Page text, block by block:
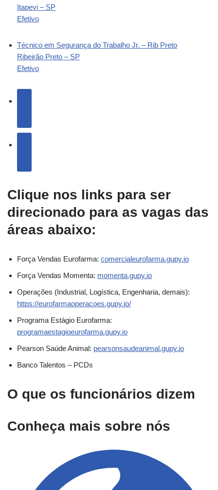
Itapevi – SP
Efetivo
Técnico em Segurança do Trabalho Jr. – Rib Preto
Ribeirão Preto – SP
Efetivo
Clique nos links para ser
direcionado para as vagas das
áreas abaixo:
Força Vendas Eurofarma: comercialeurofarma.gupy.io
Força Vendas Momenta: momenta.gupy.io
Operações (Industrial, Logística, Engenharia, demais):
https://eurofarmaoperacoes.gupy.io/
Programa Estágio Eurofarma:
programaestagioeurofarma.gupy.io
Pearson Saúde Animal: pearsonsaudeanimal.gupy.io
Banco Talentos – PCDs
O que os funcionários dizem
Conheça mais sobre nós